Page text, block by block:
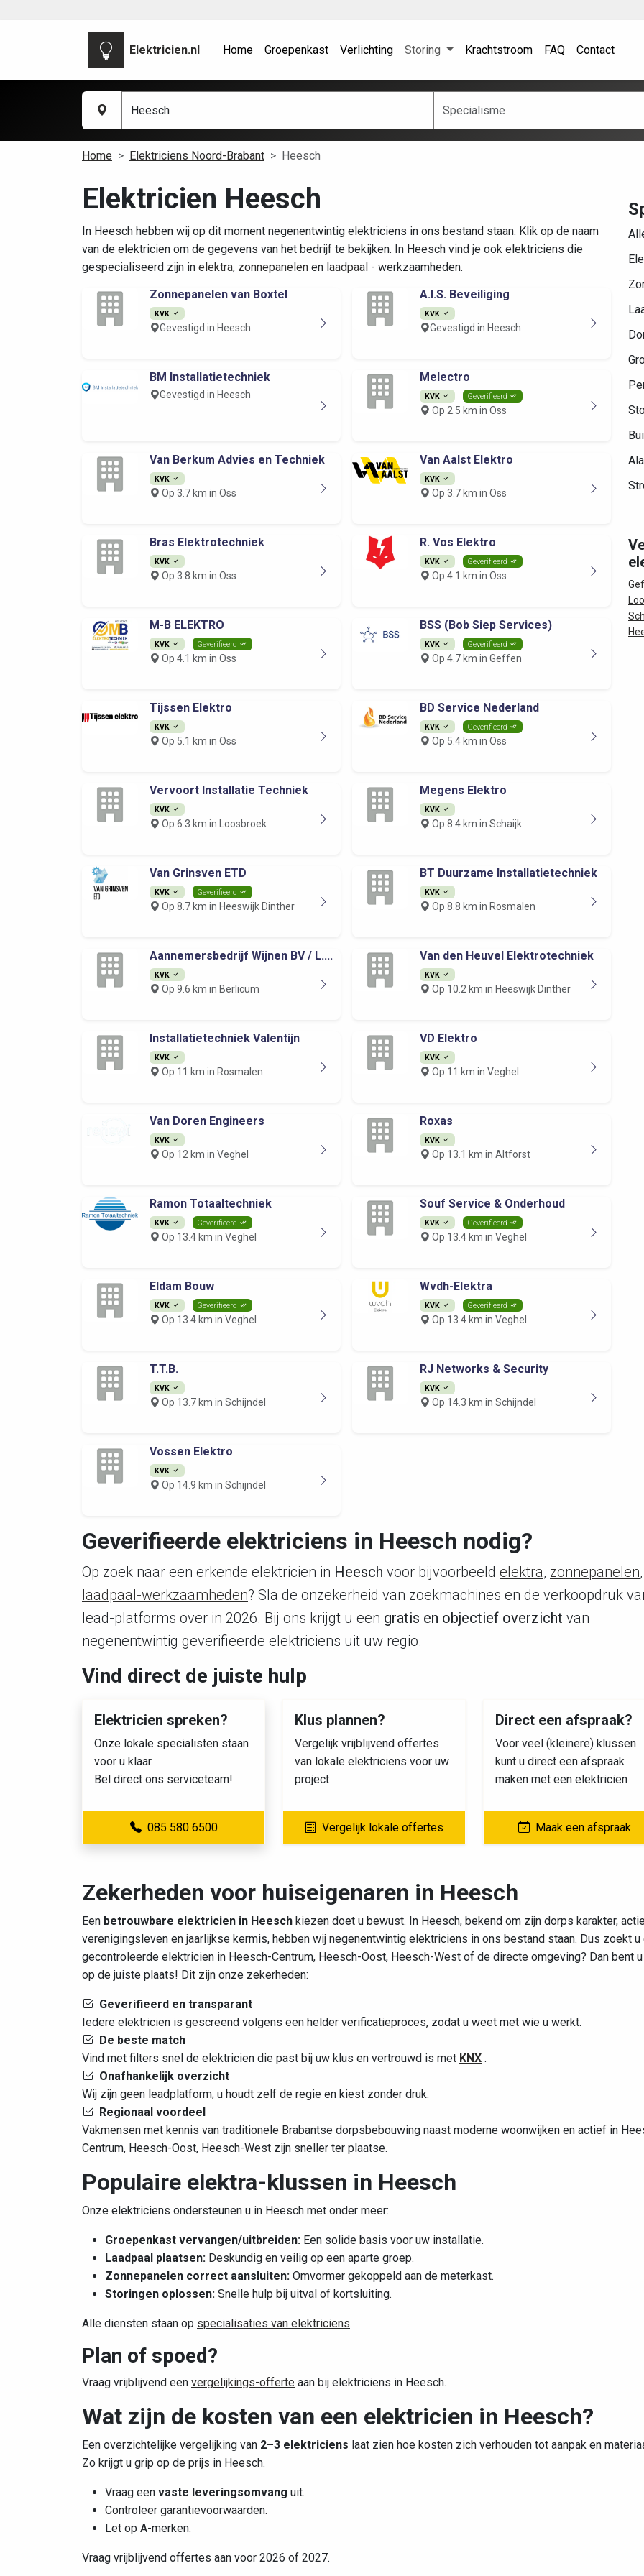
Elektricien.nl Home Groepenkast Verlichting Storing Krachtstroom FAQ Contact
Home Elektriciens Noord-Brabant Heesch
Elektricien Heesch
In Heesch hebben wij op dit moment negenentwintig elektriciens in ons bestand staan. Klik op de naam
van de elektricien om de gegevens van het bedrijf te bekijken. In Heesch vind je ook elektriciens die
gespecialiseerd zijn in elektra, zonnepanelen en laadpaal - werkzaamheden.
Zonnepanelen van Boxtel
KVK
Gevestigd in Heesch
A.I.S. Beveiliging
KVK
Gevestigd in Heesch
BM Installatietechniek
Gevestigd in Heesch
Melectro
KVK Geverifieerd
Op 2.5 km in Oss
Van Berkum Advies en Techniek
KVK
Op 3.7 km in Oss
Van Aalst Elektro
KVK
Op 3.7 km in Oss
Bras Elektrotechniek
KVK
Op 3.8 km in Oss
R. Vos Elektro
KVK Geverifieerd
Op 4.1 km in Oss
M-B ELEKTRO
KVK Geverifieerd
Op 4.1 km in Oss
BSS (Bob Siep Services)
KVK Geverifieerd
Op 4.7 km in Geffen
Tijssen Elektro
KVK
Op 5.1 km in Oss
BD Service Nederland
KVK Geverifieerd
Op 5.4 km in Oss
Vervoort Installatie Techniek
KVK
Op 6.3 km in Loosbroek
Megens Elektro
KVK
Op 8.4 km in Schaijk
Van Grinsven ETD
KVK Geverifieerd
Op 8.7 km in Heeswijk Dinther
BT Duurzame Installatietechniek
KVK
Op 8.8 km in Rosmalen
Aannemersbedrijf Wijnen BV / L....
KVK
Op 9.6 km in Berlicum
Van den Heuvel Elektrotechniek
KVK
Op 10.2 km in Heeswijk Dinther
Installatietechniek Valentijn
KVK
Op 11 km in Rosmalen
VD Elektro
KVK
Op 11 km in Veghel
Van Doren Engineers
KVK
Op 12 km in Veghel
Roxas
KVK
Op 13.1 km in Altforst
Ramon Totaaltechniek
KVK Geverifieerd
Op 13.4 km in Veghel
Souf Service & Onderhoud
KVK Geverifieerd
Op 13.4 km in Veghel
Eldam Bouw
KVK Geverifieerd
Op 13.4 km in Veghel
Wvdh-Elektra
KVK Geverifieerd
Op 13.4 km in Veghel
T.T.B.
KVK
Op 13.7 km in Schijndel
RJ Networks & Security
KVK
Op 14.3 km in Schijndel
Vossen Elektro
KVK
Op 14.9 km in Schijndel
Geverifieerde elektriciens in Heesch nodig?
Op zoek naar een erkende elektricien in Heesch voor bijvoorbeeld elektra, zonnepanelen,
laadpaal-werkzaamheden? Sla de onzekerheid van zoekmachines en de verkoopdruk
lead-platforms over in 2026. Bij ons krijgt u een gratis en objectief overzicht van
negenentwintig geverifieerde elektriciens uit uw regio.
Vind direct de juiste hulp
Elektricien spreken?
Onze lokale specialisten staan
voor u klaar.
Bel direct ons serviceteam!
085 580 6500
Klus plannen?
Vergelijk vrijblijvend offertes
van lokale elektriciens voor uw
project
Vergelijk lokale offertes
Direct een afspraak?
Voor veel (kleinere) klussen
kunt u direct een afspraak
maken met een elektricien
Maak een afspraak
Zekerheden voor huiseigenaren in Heesch
Een betrouwbare elektricien in Heesch kiezen doet u bewust. In Heesch, bekend om zijn dorps karakter,
verenigingsleven en jaarlijkse kermis, hebben wij negenentwintig elektriciens in ons bestand staan. Dus zoekt u
gecontroleerde elektricien in Heesch-Centrum, Heesch-Oost, Heesch-West of de directe omgeving? Dan bent
op de juiste plaats! Dit zijn onze zekerheden:
Geverifieerd en transparant
Iedere elektricien is gescreend volgens een helder verificatieproces, zodat u weet met wie u werkt.
De beste match
Vind met filters snel de elektricien die past bij uw klus en vertrouwd is met KNX .
Onafhankelijk overzicht
Wij zijn geen leadplatform; u houdt zelf de regie en kiest zonder druk.
Regionaal voordeel
Vakmensen met kennis van traditionele Brabantse dorpsbebouwing naast moderne woonwijken en actief in
Centrum, Heesch-Oost, Heesch-West zijn sneller ter plaatse.
Populaire elektra-klussen in Heesch
Onze elektriciens ondersteunen u in Heesch met onder meer:
Groepenkast vervangen/uitbreiden: Een solide basis voor uw installatie.
Laadpaal plaatsen: Deskundig en veilig op een aparte groep.
Zonnepanelen correct aansluiten: Omvormer gekoppeld aan de meterkast.
Storingen oplossen: Snelle hulp bij uitval of kortsluiting.
Alle diensten staan op specialisaties van elektriciens.
Plan of spoed?
Vraag vrijblijvend een vergelijkings-offerte aan bij elektriciens in Heesch.
Wat zijn de kosten van een elektricien in Heesch?
Een overzichtelijke vergelijking van 2–3 elektriciens laat zien hoe kosten zich verhouden tot aanpak en
Zo krijgt u grip op de prijs in Heesch.
Vraag een vaste leveringsomvang uit.
Controleer garantievoorwaarden.
Let op A-merken.
Vraag vrijblijvend offertes aan voor 2026 of 2027.